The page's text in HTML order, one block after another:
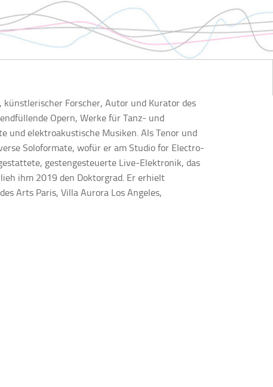
Forscher, Autor und Kurator des
Opern, Werke für Tanz- und
und elektroakustische Musiken. Als Tenor und
Soloformate, wofür er am Studio for Electro-
gestengesteuerte Live-Elektronik, das
ihm 2019 den Doktorgrad. Er erhielt
Arts Paris, Villa Aurora Los Angeles,